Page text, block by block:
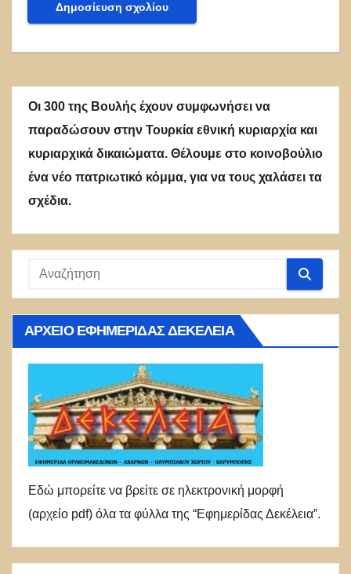
Οι 300 της Βουλής έχουν συμφωνήσει να
παραδώσουν στην Τουρκία εθνική κυριαρχία και
κυριαρχικά δικαιώματα. Θέλουμε στο κοινοβούλιο
ένα νέο πατριωτικό κόμμα, για να τους χαλάσει τα
σχέδια.
ΑΡΧΕΊΟ ΕΦΗΜΕΡΊΔΑΣ ΔΕΚΈΛΕΙΑ
Εδώ μπορείτε να βρείτε σε ηλεκτρονική μορφή
(αρχείο pdf) όλα τα φύλλα της “Εφημερίδας Δεκέλεια”.